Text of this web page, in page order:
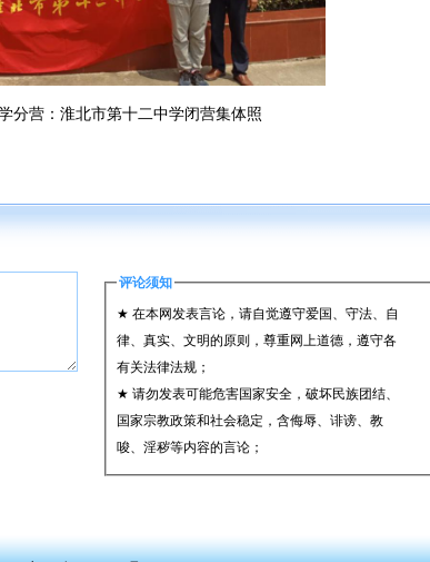
营：淮北市第十二中学闭营集体照
评论须知
★ 在本网发表言论，请自觉遵守爱国、守法、自
律、真实、文明的原则，尊重网上道德，遵守各
有关法律法规；
★ 请勿发表可能危害国家安全，破坏民族团结、
国家宗教政策和社会稳定，含侮辱、诽谤、教
唆、淫秽等内容的言论；
★ 承担一切因您的行为而直接或间接导致的民事
转载、引用或者删除；